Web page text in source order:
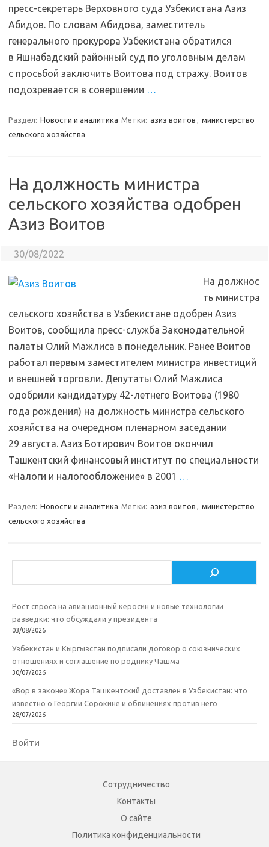
пресс-секретарь Верховного суда Узбекистана Азиз
Абидов. По словам Абидова, заместитель
генерального прокурора Узбекистана обратился
в Яшнабадский районный суд по уголовным делам
с просьбой заключить Воитова под стражу. Воитов
подозревается в совершении …
Раздел: Новости и аналитика Метки: азиз воитов , министерство
сельского хозяйства
На должность министра
сельского хозяйства одобрен
Азиз Воитов
30/08/2022
На должнос
ть министра
сельского хозяйства в Узбекистане одобрен Азиз
Воитов, сообщила пресс-служба Законодательной
палаты Олий Мажлиса в понедельник. Ранее Воитов
работал первым заместителем министра инвестиций
и внешней торговли. Депутаты Олий Мажлиса
одобрили кандидатуру 42-летнего Воитова (1980
года рождения) на должность министра сельского
хозяйства на очередном пленарном заседании
29 августа. Азиз Ботирович Воитов окончил
Ташкентский финансовый институт по специальности
«Налоги и налогообложение» в 2001 …
Раздел: Новости и аналитика Метки: азиз воитов , министерство
сельского хозяйства
Рост спроса на авиационный керосин и новые технологии
разведки: что обсуждали у президента
03/08/2026
Узбекистан и Кыргызстан подписали договор о союзнических
отношениях и соглашение по роднику Чашма
30/07/2026
«Вор в законе» Жора Ташкентский доставлен в Узбекистан: что
известно о Георгии Сорокине и обвинениях против него
28/07/2026
Войти
Сотрудничество
Контакты
О сайте
Политика конфиденциальности